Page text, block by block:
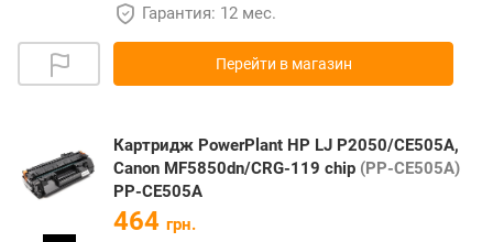
Гарантия: 12 мес.
Перейти в магазин
Картридж PowerPlant HP LJ P2050/CE505A,
Canon MF5850dn/CRG-119 chip (PP-CE505A)
PP-CE505A
464 грн.